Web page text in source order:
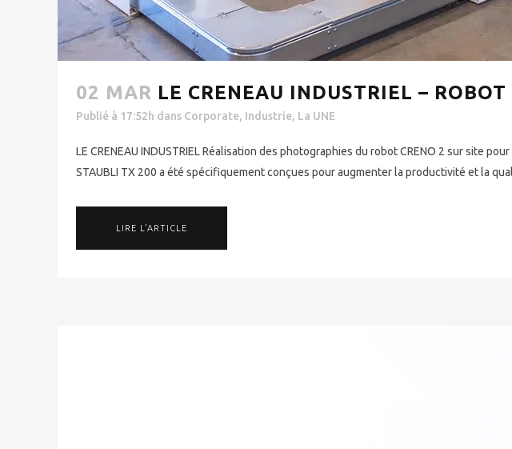
02 MAR LE CRENEAU INDUSTRIEL – ROBOT
Publié à 17:52h dans Corporate, Industrie, La UNE
LE CRENEAU INDUSTRIEL Réalisation des photographies du robot CRENO 2 sur site
STAUBLI TX 200 a été spécifiquement conçues pour augmenter la productivité et la
LIRE L'ARTICLE